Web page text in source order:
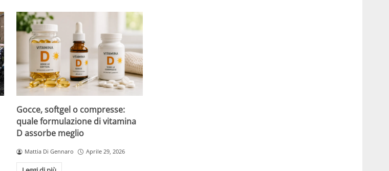
Gocce, softgel o compresse:
quale formulazione di vitamina
D assorbe meglio
Mattia Di Gennaro Aprile 29, 2026